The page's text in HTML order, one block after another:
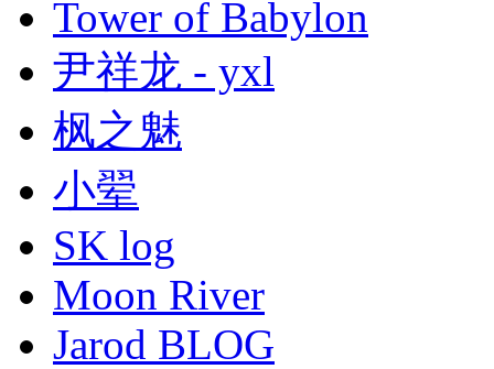
Tower of Babylon
尹祥龙 - yxl
枫之魅
小翚
SK log
Moon River
Jarod BLOG